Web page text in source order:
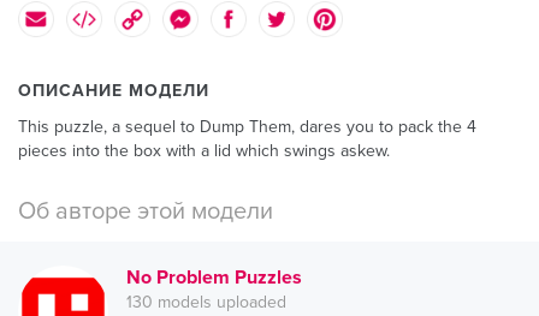
ОПИСАНИЕ МОДЕЛИ
This puzzle, a sequel to Dump Them, dares you to pack the 4
pieces into the box with a lid which swings askew.
Об авторе этой модели
No Problem Puzzles
130 models uploaded